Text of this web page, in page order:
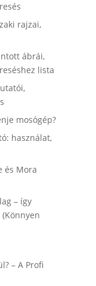
rajzai,
ábrái,
lista
mosógép?
használat,
és Mora
– így
– A Profi